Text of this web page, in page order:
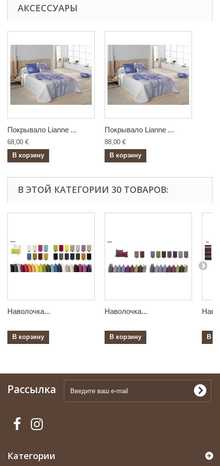
АКСЕССУАРЫ
Покрывало Lianne ...
68,00 €
В корзину
Покрывало Lianne ...
88,00 €
В корзину
В ЭТОЙ КАТЕГОРИИ 30 ТОВАРОВ:
Наволочка...
В корзину
Наволочка...
В корзину В
Рассылка
Категории